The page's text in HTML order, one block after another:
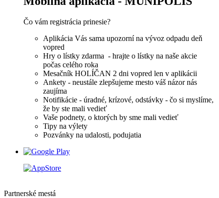
Čo vám registrácia prinesie?
Aplikácia Vás sama upozorní na vývoz odpadu deň
vopred
Hry o lístky zdarma - hrajte o lístky na naše akcie
počas celého roka
Mesačník HOLÍČAN 2 dni vopred len v aplikácii
Ankety - neustále zlepšujeme mesto váš názor nás
zaujíma
Notifikácie - úradné, krízové, odstávky - čo si myslíme,
že by ste mali vedieť
Vaše podnety, o ktorých by sme mali vedieť
Tipy na výlety
Pozvánky na udalosti, podujatia
Partnerské mestá